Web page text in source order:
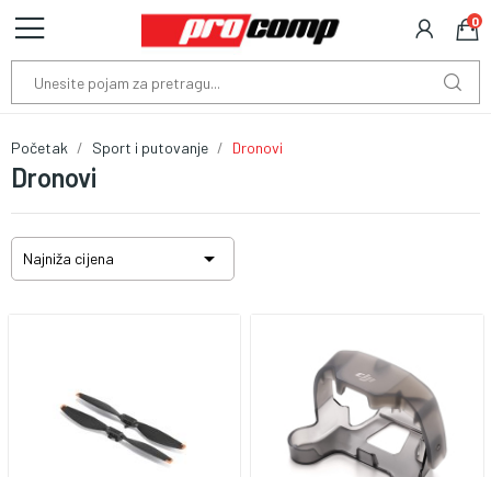
0
Dronovi
Početak Sport i putovanje Dronovi
Najniža cijena 